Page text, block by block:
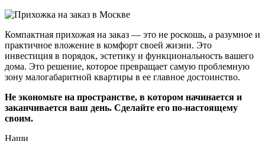
Компактная прихожая на заказ — это не роскошь, а разумное и
практичное вложение в комфорт своей жизни. Это
инвестиция в порядок, эстетику и функциональность вашего
дома. Это решение, которое превращает самую проблемную
зону малогабаритной квартиры в ее главное достоинство.
Не экономьте на пространстве, в котором начинается и
заканчивается ваш день. Сделайте его по-настоящему
своим.
Наши